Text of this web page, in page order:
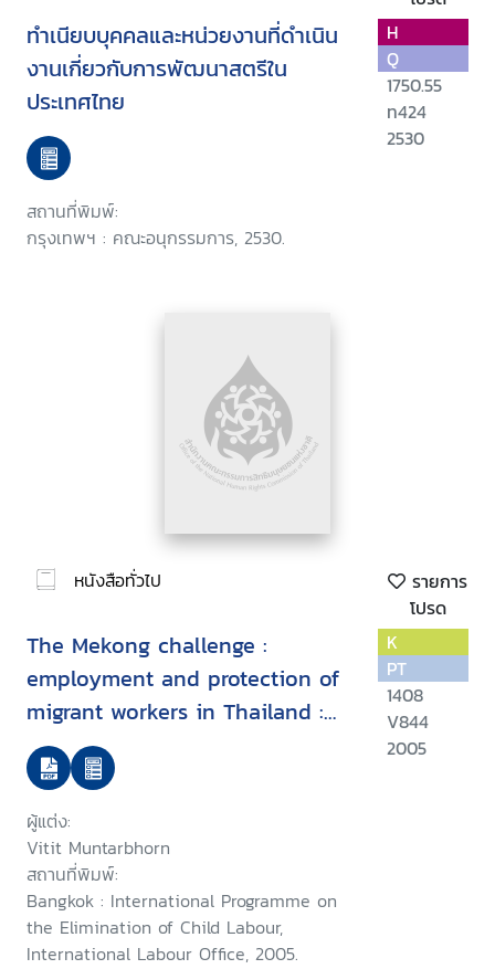
ทำเนียบบุคคลและหน่วยงานที่ดำเนิน
งานเกี่ยวกับการพัฒนาสตรีใน
ประเทศไทย
สถานที่พิมพ์:
กรุงเทพฯ : คณะอนุกรรมการ, 2530.
H
Q
1750.55
ท424
2530
หนังสือทั่วไป
รายการ
โปรด
The Mekong challenge :
employment and protection of
migrant workers in Thailand :
national laws/practices versus
International Labour
standards?
ผู้แต่ง:
Vitit Muntarbhorn
สถานที่พิมพ์:
Bangkok : International Programme on
the Elimination of Child Labour,
International Labour Office, 2005.
K
PT
1408
V844
2005